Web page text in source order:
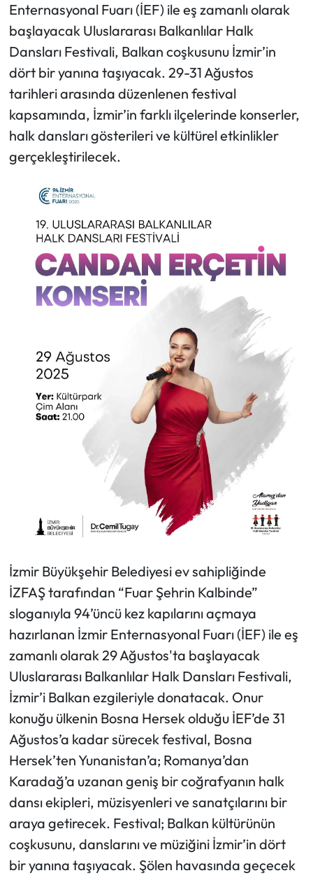
Enternasyonal Fuarı (İEF) ile eş zamanlı olarak
başlayacak Uluslararası Balkanlılar Halk
Dansları Festivali, Balkan coşkusunu İzmir’in
dört bir yanına taşıyacak. 29-31 Ağustos
tarihleri arasında düzenlenen festival
kapsamında, İzmir’in farklı ilçelerinde konserler,
halk dansları gösterileri ve kültürel etkinlikler
gerçekleştirilecek.
İzmir Büyükşehir Belediyesi ev sahipliğinde
İZFAŞ tarafından “Fuar Şehrin Kalbinde”
sloganıyla 94’üncü kez kapılarını açmaya
hazırlanan İzmir Enternasyonal Fuarı (İEF) ile eş
zamanlı olarak 29 Ağustos'ta başlayacak
Uluslararası Balkanlılar Halk Dansları Festivali,
İzmir’i Balkan ezgileriyle donatacak. Onur
konuğu ülkenin Bosna Hersek olduğu İEF’de 31
Ağustos’a kadar sürecek festival, Bosna
Hersek’ten Yunanistan’a; Romanya’dan
Karadağ’a uzanan geniş bir coğrafyanın halk
dansı ekipleri, müzisyenleri ve sanatçılarını bir
araya getirecek. Festival; Balkan kültürünün
coşkusunu, danslarını ve müziğini İzmir’in dört
bir yanına taşıyacak. Şölen havasında geçecek